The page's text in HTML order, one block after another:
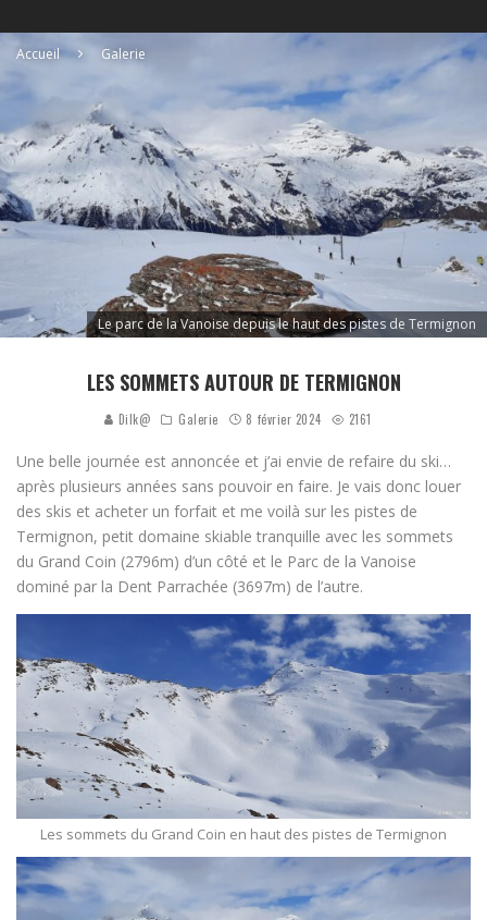
Accueil Galerie
Le parc de la Vanoise depuis le haut des pistes de Termignon
LES SOMMETS AUTOUR DE TERMIGNON
Dilk@ Galerie 8 février 2024 2161
Une belle journée est annoncée et j’ai envie de refaire du ski…
après plusieurs années sans pouvoir en faire. Je vais donc louer
des skis et acheter un forfait et me voilà sur les pistes de
Termignon, petit domaine skiable tranquille avec les sommets
du Grand Coin (2796m) d’un côté et le Parc de la Vanoise
dominé par la Dent Parrachée (3697m) de l’autre.
Les sommets du Grand Coin en haut des pistes de Termignon